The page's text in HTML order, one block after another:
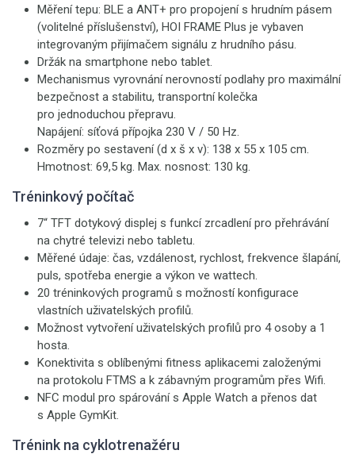
Měření tepu: BLE a ANT+ pro propojení s hrudním pásem
(volitelné příslušenství), HOI FRAME Plus je vybaven
integrovaným přijímačem signálu z hrudního pásu.
Držák na smartphone nebo tablet.
Mechanismus vyrovnání nerovností podlahy pro maximální
bezpečnost a stabilitu, transportní kolečka
pro jednoduchou přepravu.
Napájení: síťová přípojka 230 V / 50 Hz.
Rozměry po sestavení (d x š x v): 138 x 55 x 105 cm.
Hmotnost: 69,5 kg. Max. nosnost: 130 kg.
Tréninkový počítač
7“ TFT dotykový displej s funkcí zrcadlení pro přehrávání
na chytré televizi nebo tabletu.
Měřené údaje: čas, vzdálenost, rychlost, frekvence šlapání,
puls, spotřeba energie a výkon ve wattech.
20 tréninkových programů s možností konfigurace
vlastních uživatelských profilů.
Možnost vytvoření uživatelských profilů pro 4 osoby a 1
hosta.
Konektivita s oblíbenými fitness aplikacemi založenými
na protokolu FTMS a k zábavným programům přes Wifi.
NFC modul pro spárování s Apple Watch a přenos dat
s Apple GymKit.
Trénink na cyklotrenažéru